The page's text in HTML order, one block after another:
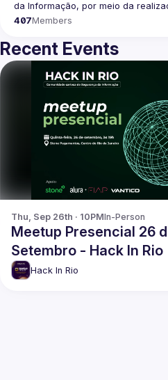
407Members
Recent Events
Thu, Sep 26th · 10PMIn-Person
Meetup Presencial 26
Setembro - Hack In Rio
Hack In Rio